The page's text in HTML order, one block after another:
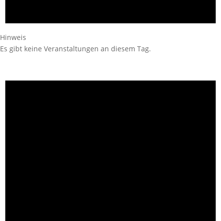
Hinweis
Es gibt keine Veranstaltungen an diesem Tag.